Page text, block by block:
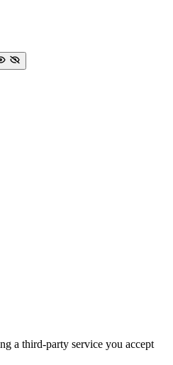
a third-party service you accept